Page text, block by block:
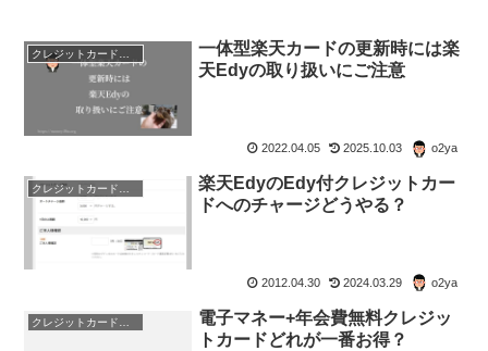
一体型楽天カードの更新時には楽
天Edyの取り扱いにご注意
2022.04.05 2025.10.03 o2ya
楽天EdyのEdy付クレジットカー
ドへのチャージどうやる？
2012.04.30 2024.03.29 o2ya
クレジットカード・電子マネー・pay・ポイント
電子マネー+年会費無料クレジッ
トカードどれが一番お得？